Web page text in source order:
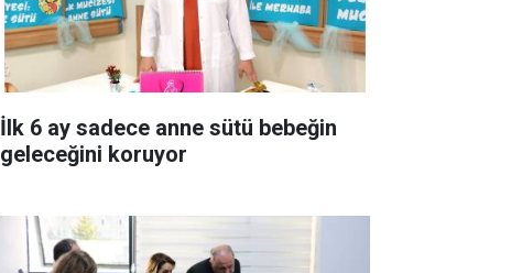
İlk 6 ay sadece anne sütü bebeğin
geleceğini koruyor